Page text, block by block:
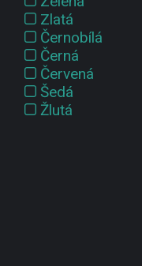
Zlatá
Černobílá
Černá
Červená
Šedá
Žlutá